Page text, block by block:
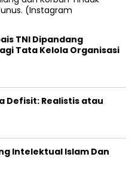
TNI Dipandang
Tata Kelola Organisasi
Defisit: Realistis atau
Intelektual Islam Dan